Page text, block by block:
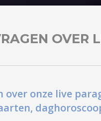
OVER
over onze live